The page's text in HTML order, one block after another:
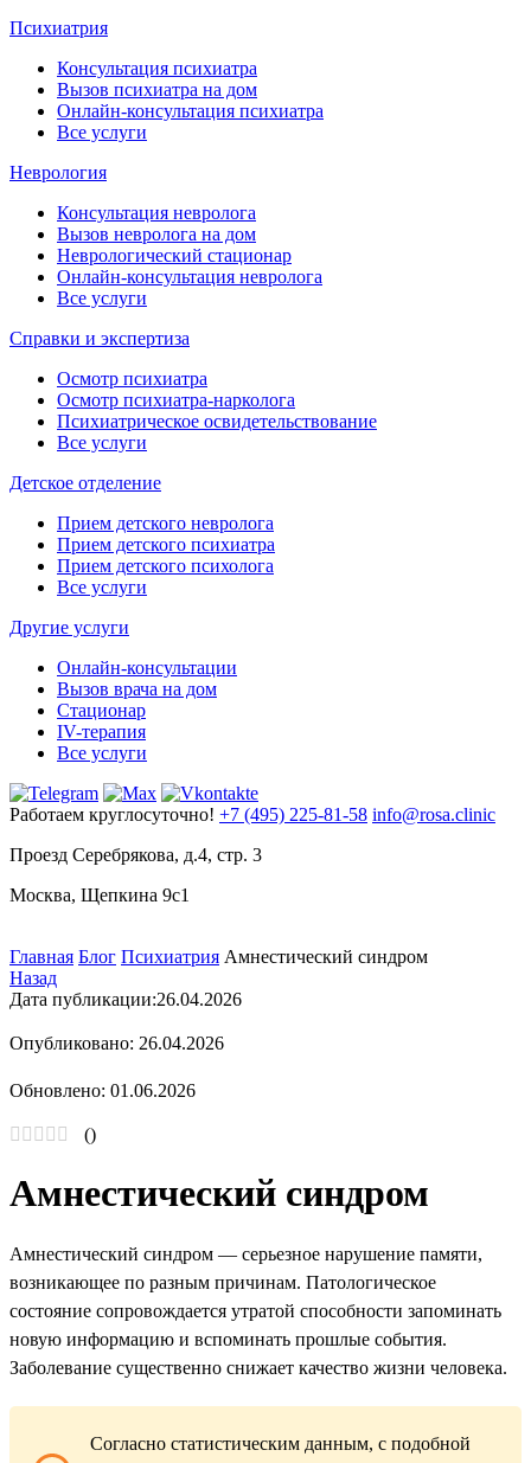
Психиатрия
Консультация психиатра
Вызов психиатра на дом
Онлайн-консультация психиатра
Все услуги
Неврология
Консультация невролога
Вызов невролога на дом
Неврологический стационар
Онлайн-консультация невролога
Все услуги
Справки и экспертиза
Осмотр психиатра
Осмотр психиатра-нарколога
Психиатрическое освидетельствование
Все услуги
Детское отделение
Прием детского невролога
Прием детского психиатра
Прием детского психолога
Все услуги
Другие услуги
Онлайн-консультации
Вызов врача на дом
Стационар
IV-терапия
Все услуги
Работаем круглосуточно! +7 (495) 225-81-58 info@rosa.clinic
Проезд Серебрякова, д.4, стр. 3
Москва, Щепкина 9с1
Главная Блог Психиатрия Амнестический синдром
Назад
Дата публикации:26.04.2026
Опубликовано: 26.04.2026
Обновлено: 01.06.2026
()
Амнестический синдром
Амнестический синдром — серьезное нарушение памяти,
возникающее по разным причинам. Патологическое
состояние сопровождается утратой способности запоминать
новую информацию и вспоминать прошлые события.
Заболевание существенно снижает качество жизни человека.
Согласно статистическим данным, с подобной